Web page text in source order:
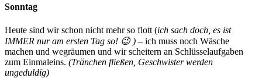
Sonntag
Heute sind wir schon nicht mehr so flott (ich sach doch, es ist
IMMER nur am ersten Tag so! 😉 ) – ich muss noch Wäsche
machen und wegräumen und wir scheitern an Schlüsselaufgaben
zum Einmaleins. (Tränchen fließen, Geschwister werden
ungeduldig)